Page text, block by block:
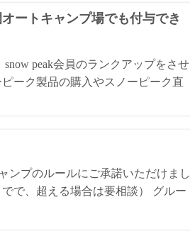
ートキャンプ場でも付与でき
peak会員のランクアップをさせ
ーク製品の購入やスノーピーク直
ンプのルールにご承諾いただけまし
で、超える場合は要相談） グルー